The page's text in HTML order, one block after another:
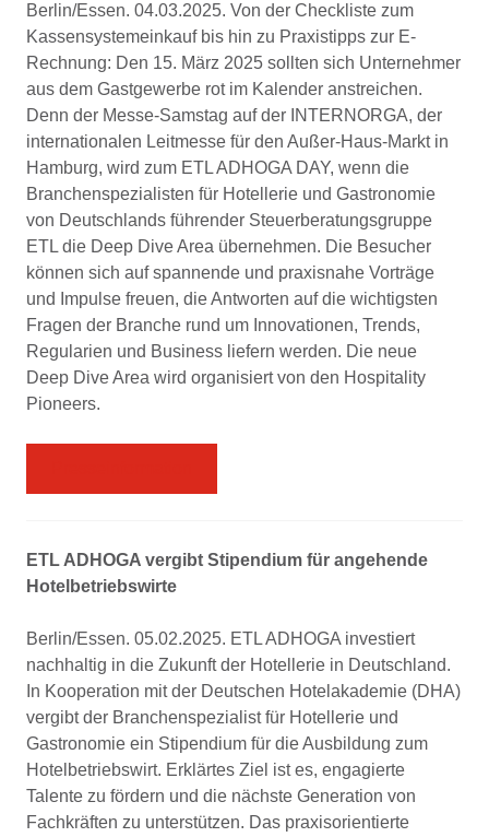
Berlin/Essen. 04.03.2025. Von der Checkliste zum
Kassensystemeinkauf bis hin zu Praxistipps zur E-
Rechnung: Den 15. März 2025 sollten sich Unternehmer
aus dem Gastgewerbe rot im Kalender anstreichen.
Denn der Messe-Samstag auf der INTERNORGA, der
internationalen Leitmesse für den Außer-Haus-Markt in
Hamburg, wird zum ETL ADHOGA DAY, wenn die
Branchenspezialisten für Hotellerie und Gastronomie
von Deutschlands führender Steuerberatungsgruppe
ETL die Deep Dive Area übernehmen. Die Besucher
können sich auf spannende und praxisnahe Vorträge
und Impulse freuen, die Antworten auf die wichtigsten
Fragen der Branche rund um Innovationen, Trends,
Regularien und Business liefern werden. Die neue
Deep Dive Area wird organisiert von den Hospitality
Pioneers.
ETL ADHOGA vergibt Stipendium für angehende
Hotelbetriebswirte
Berlin/Essen. 05.02.2025. ETL ADHOGA investiert
nachhaltig in die Zukunft der Hotellerie in Deutschland.
In Kooperation mit der Deutschen Hotelakademie (DHA)
vergibt der Branchenspezialist für Hotellerie und
Gastronomie ein Stipendium für die Ausbildung zum
Hotelbetriebswirt. Erklärtes Ziel ist es, engagierte
Talente zu fördern und die nächste Generation von
Fachkräften zu unterstützen. Das praxisorientierte